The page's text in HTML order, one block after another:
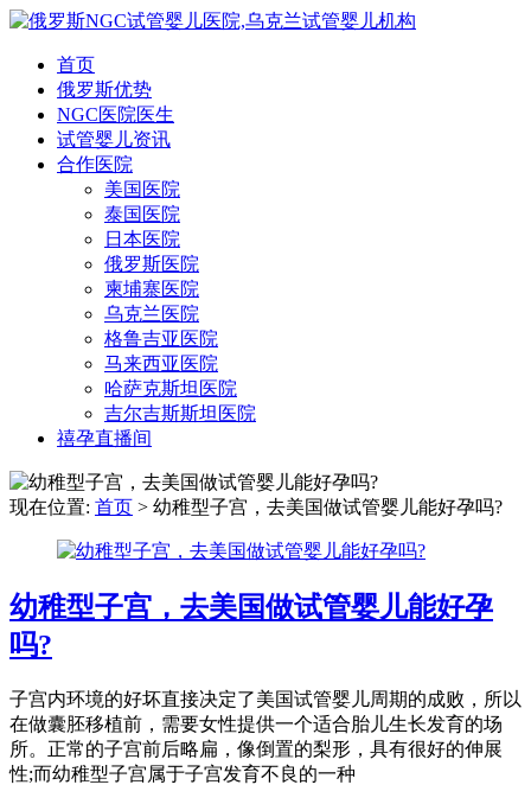
首页
俄罗斯优势
NGC医院医生
试管婴儿资讯
合作医院
美国医院
泰国医院
日本医院
俄罗斯医院
柬埔寨医院
乌克兰医院
格鲁吉亚医院
马来西亚医院
哈萨克斯坦医院
吉尔吉斯斯坦医院
禧孕直播间
现在位置: 首页 > 幼稚型子宫，去美国做试管婴儿能好孕吗?
幼稚型子宫，去美国做试管婴儿能好孕
吗?
子宫内环境的好坏直接决定了美国试管婴儿周期的成败，所以
在做囊胚移植前，需要女性提供一个适合胎儿生长发育的场
所。正常的子宫前后略扁，像倒置的梨形，具有很好的伸展
性;而幼稚型子宫属于子宫发育不良的一种